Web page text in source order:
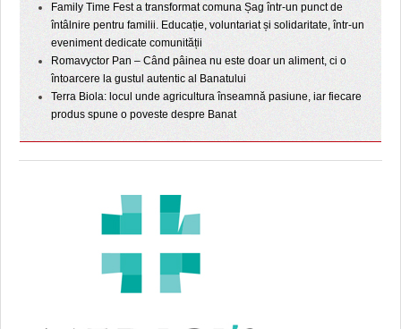
Family Time Fest a transformat comuna Șag într-un punct de
întâlnire pentru familii. Educație, voluntariat și solidaritate, într-un
eveniment dedicate comunității
Romavyctor Pan – Când pâinea nu este doar un aliment, ci o
întoarcere la gustul autentic al Banatului
Terra Biola: locul unde agricultura înseamnă pasiune, iar fiecare
produs spune o poveste despre Banat